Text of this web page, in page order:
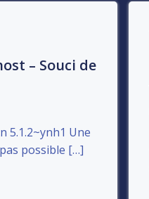
– Souci de
5.1.2~ynh1 Une
possible […]